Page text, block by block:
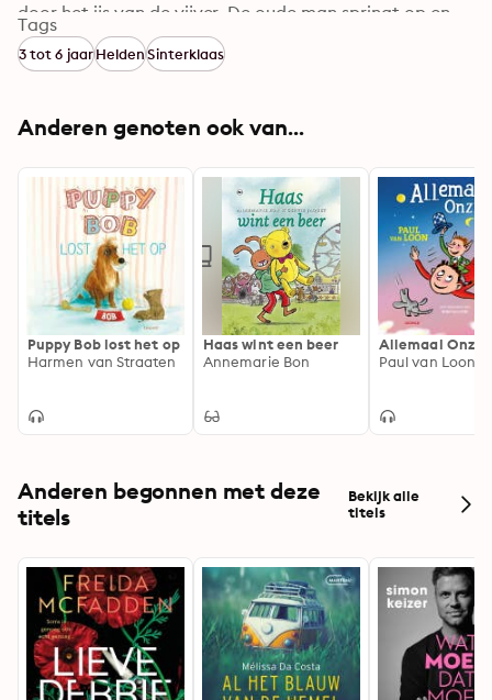
door het ijs van de vijver. De oude man springt op en
verandert van uiterlijk…
En dan weet Marie het zeker: Sinterklaas is Supersint!
Tags
3 tot 6 jaarHeldenSinterklaas
Anderen genoten ook van...
Puppy Bob lost het op
Harmen van Straaten
Haas wint een beer
Annemarie Bon
Allemaal Onzin
Paul van Loon
Anderen begonnen met deze
titels
Bekijk alle
titels